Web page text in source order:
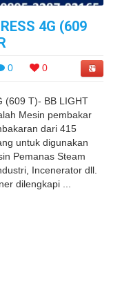
4G (609
0 0
(609 T)- BB LIGHT
Mesin pembakar
dari 415
untuk digunakan
Pemanas Steam
Incenerator dll.
dilengkapi ...